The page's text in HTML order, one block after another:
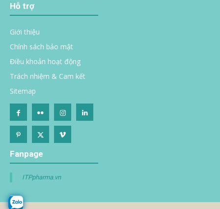
Hỗ trợ
Giới thiệu
Chính sách bảo mật
Điều khoản hoạt động
Trách nhiệm & Cam kết
Sitemap
Fanpage
ITPpharma.vn